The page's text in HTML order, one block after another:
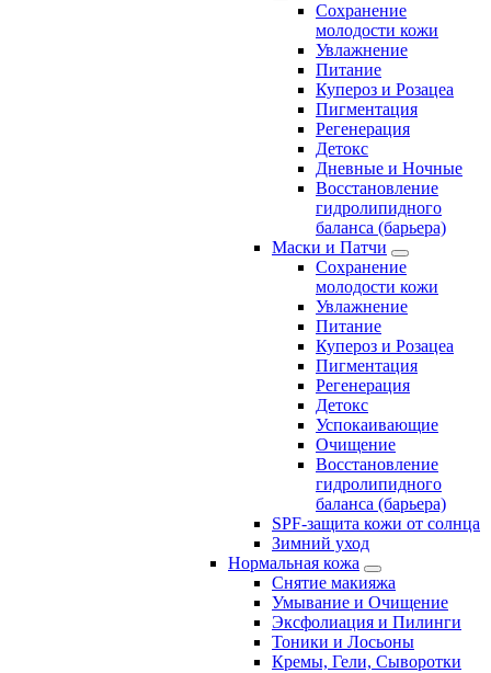
Сохранение
молодости кожи
Увлажнение
Питание
Купероз и Розацеа
Пигментация
Регенерация
Детокс
Дневные и Ночные
Восстановление
гидролипидного
баланса (барьера)
Маски и Патчи
Сохранение
молодости кожи
Увлажнение
Питание
Купероз и Розацеа
Пигментация
Регенерация
Детокс
Успокаивающие
Очищение
Восстановление
гидролипидного
баланса (барьера)
SPF-защита кожи от солнца
Зимний уход
Нормальная кожа
Снятие макияжа
Умывание и Очищение
Эксфолиация и Пилинги
Тоники и Лосьоны
Кремы, Гели, Сыворотки